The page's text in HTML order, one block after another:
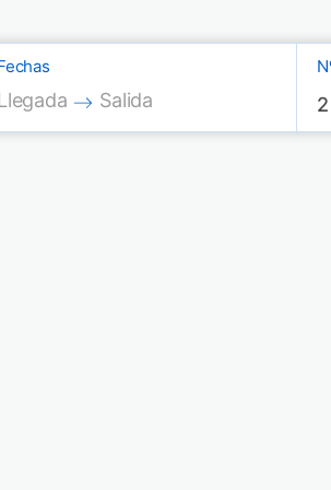
the down arrow key to
Press the down arrow
Salida 2